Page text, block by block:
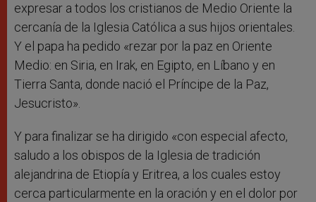
expresar a todos los cristianos de Medio Oriente la
cercanía de la Iglesia Católica a sus hijos orientales.
Y el papa ha pedido «rezar por la paz en Oriente
Medio: en Siria, en Irak, en Egipto, en Líbano y en
Tierra Santa, donde nació el Príncipe de la Paz,
Jesucristo».
Y para finalizar se ha dirigido «con especial afecto,
saludo a los obispos de la Iglesia de tradición
alejandrina de Etiopía y Eritrea, a los cuales estoy
cerca particularmente en la oración y en el dolor por